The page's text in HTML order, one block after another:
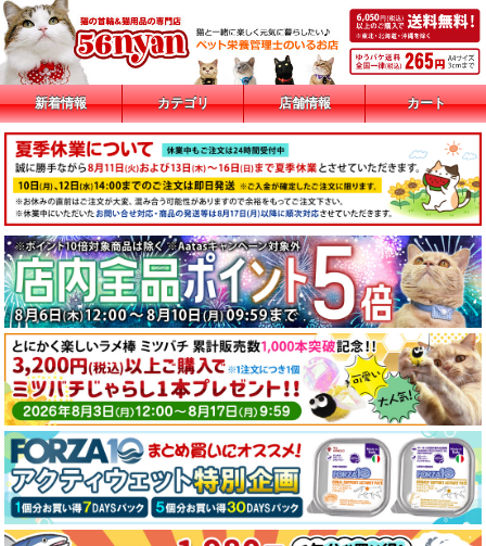
新着情報 カテゴリ 店舗情報 カート